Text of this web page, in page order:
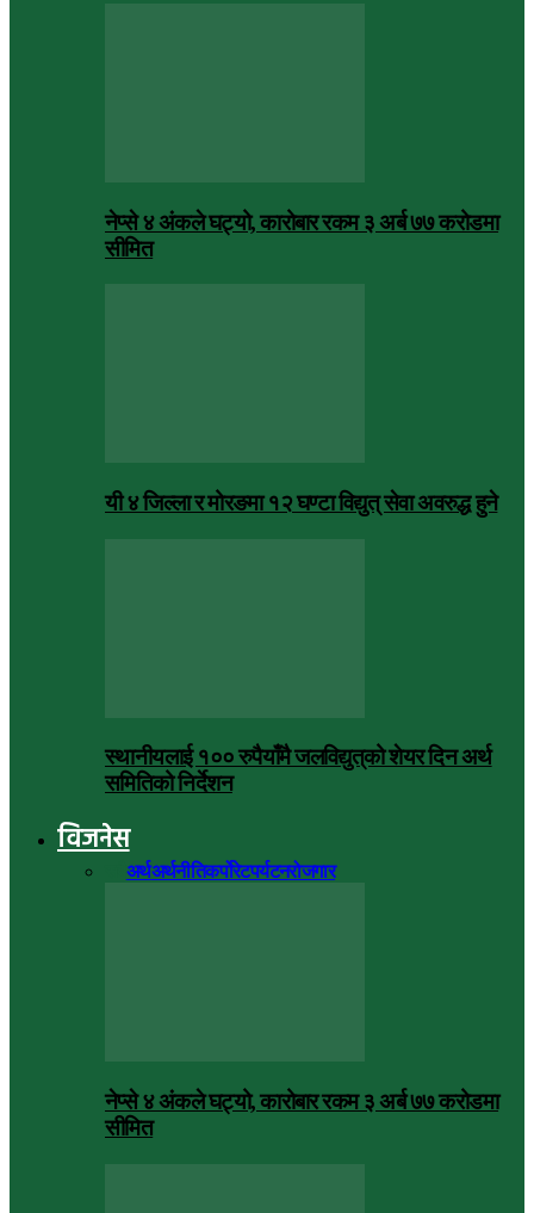
नेप्से ४ अंकले घट्यो, कारोबार रकम ३ अर्ब ७७ करोडमा
सीमित
यी ४ जिल्ला र मोरङमा १२ घण्टा विद्युत् सेवा अवरुद्ध हुने
स्थानीयलाई १०० रुपैयाँमै जलविद्युत्‌को शेयर दिन अर्थ
समितिको निर्देशन
विजनेस
अर्थअर्थनीतिकर्पोरेटपर्यटनरोजगार
नेप्से ४ अंकले घट्यो, कारोबार रकम ३ अर्ब ७७ करोडमा
सीमित